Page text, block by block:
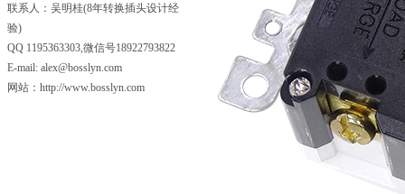
联系人：吴明桂(8年转换插头设计经
验)
QQ 1195363303,微信号18922793822
E-mail: alex@bosslyn.com
网站：http://www.bosslyn.com